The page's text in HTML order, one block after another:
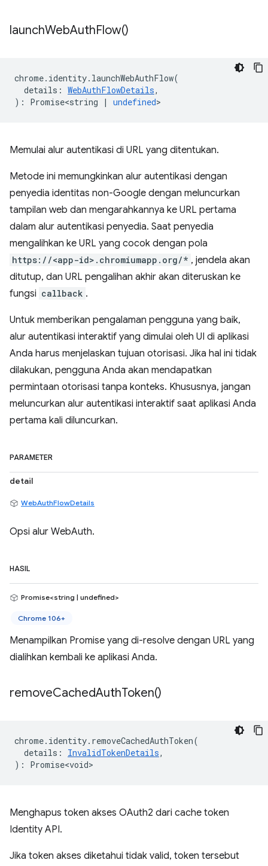
launchWebAuthFlow()
chrome. identity. launchWebAuthFlow(
details : WebAuthFlowDetails,
) : Promise<string | undefined>
Memulai alur autentikasi di URL yang ditentukan.
Metode ini memungkinkan alur autentikasi dengan
penyedia identitas non-Google dengan meluncurkan
tampilan web dan mengarahkannya ke URL pertama
dalam alur autentikasi penyedia. Saat penyedia
mengalihkan ke URL yang cocok dengan pola
https://<app-id>.chromiumapp.org/* , jendela akan
ditutup, dan URL pengalihan akhir akan diteruskan ke
fungsi callback .
Untuk memberikan pengalaman pengguna yang baik,
alur autentikasi interaktif yang dimulai oleh UI di aplikasi
Anda harus menjelaskan tujuan otorisasi. Jika hal ini tidak
dilakukan, pengguna Anda akan mendapatkan
permintaan otorisasi tanpa konteks. Khususnya, jangan
meluncurkan alur autentikasi interaktif saat aplikasi Anda
pertama kali diluncurkan.
PARAMETER
detail
WebAuthFlowDetails
Opsi alur WebAuth.
HASIL
Promise<string | undefined>
Chrome 106+
Menampilkan Promise yang di-resolve dengan URL yang
dialihkan kembali ke aplikasi Anda.
removeCachedAuthToken()
chrome. identity. removeCachedAuthToken(
details : InvalidTokenDetails,
) : Promise<void>
Menghapus token akses OAuth2 dari cache token
Identity API.
Jika token akses diketahui tidak valid, token tersebut